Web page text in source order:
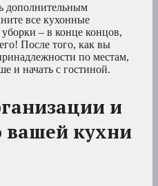
дополнительным
все кухонные
– в конце концов,
После того, как вы
по местам,
и начать с гостиной.
и
кухни